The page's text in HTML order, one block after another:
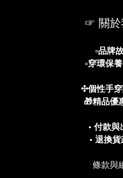
☞ 關於
▫️品牌
▫️穿環保
✣個性手
🎁精品優
• 付款與
• 退換
條款與